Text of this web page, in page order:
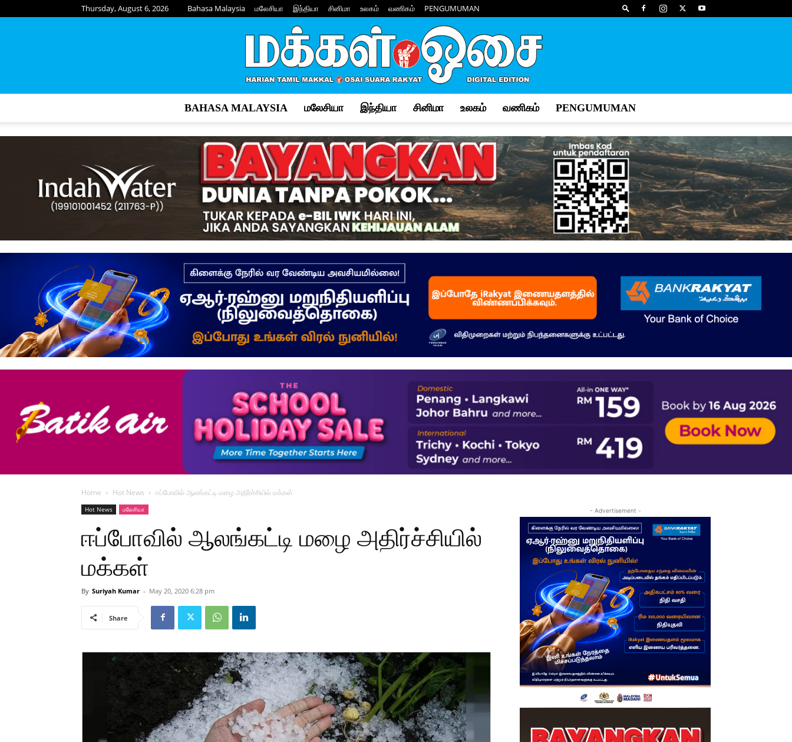
Thursday, August 6, 2026 Bahasa Malaysia மலேசியா இந்தியா சினிமா உலகம் வணிகம் PENGUMUMAN
Osai
–
மக்கள்
BAHASA MALAYSIA மலேசியா இந்தியா சினிமா உலகம் வணிகம் PENGUMUMAN
Home Hot News ஈப்போவில் ஆலங்கட்டி மழை அதிர்ச்சியில் மக்கள்
Hot News மலேசியா
ஈப்போவில் ஆலங்கட்டி மழை அதிர்ச்சியில்
மக்கள்
By Suriyah Kumar - May 20, 2020 6:28 pm
Share
- Advertisement -